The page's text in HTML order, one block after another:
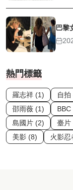
巴黎
熱門標籤
羅志祥 (1) 自拍
邵雨薇 (1)
BBC
島國片 (2)
臺片
美影 (8)
火影忍